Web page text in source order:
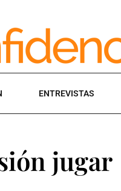
ENTREVISTAS
jugar